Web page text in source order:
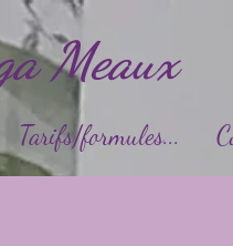
Meaux
Tarifs/formules...